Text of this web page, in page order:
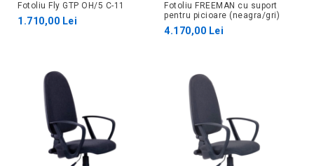
Fotoliu Fly GTP OH/5 C-11
1.710,00 Lei
Fotoliu FREEMAN cu suport
pentru picioare (neagra/gri)
4.170,00 Lei